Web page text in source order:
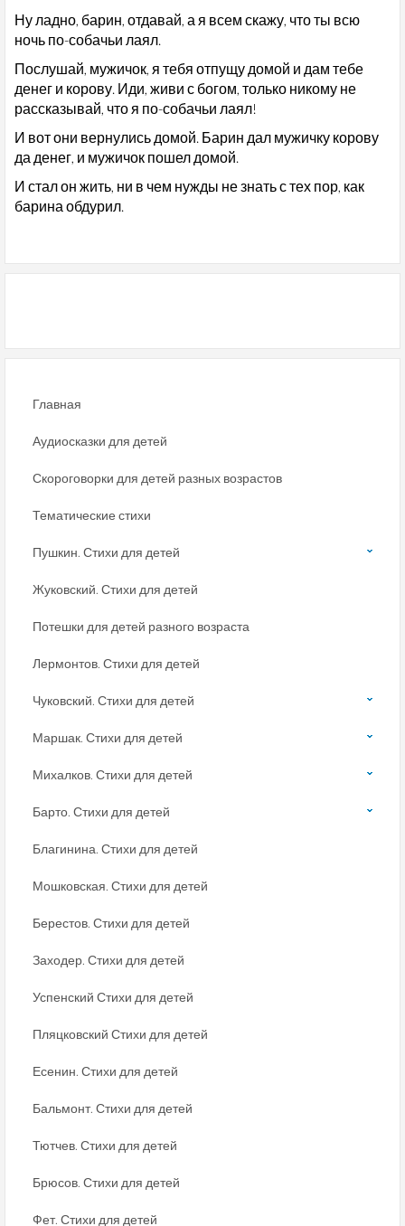
Ну ладно, барин, отдавай, а я всем скажу, что ты всю
ночь по-собачьи лаял.
Послушай, мужичок, я тебя отпущу домой и дам тебе
денег и корову. Иди, живи с богом, только никому не
рассказывай, что я по-собачьи лаял!
И вот они вернулись домой. Барин дал мужичку корову
да денег, и мужичок пошел домой.
И стал он жить, ни в чем нужды не знать с тех пор, как
барина обдурил.
Главная
Аудиосказки для детей
Скороговорки для детей разных возрастов
Тематические стихи
Пушкин. Стихи для детей
Жуковский. Стихи для детей
Потешки для детей разного возраста
Лермонтов. Стихи для детей
Чуковский. Стихи для детей
Маршак. Стихи для детей
Михалков. Стихи для детей
Барто. Стихи для детей
Благинина. Стихи для детей
Мошковская. Стихи для детей
Берестов. Стихи для детей
Заходер. Стихи для детей
Успенский Стихи для детей
Пляцковский Стихи для детей
Есенин. Стихи для детей
Бальмонт. Стихи для детей
Тютчев. Стихи для детей
Брюсов. Стихи для детей
Фет. Стихи для детей